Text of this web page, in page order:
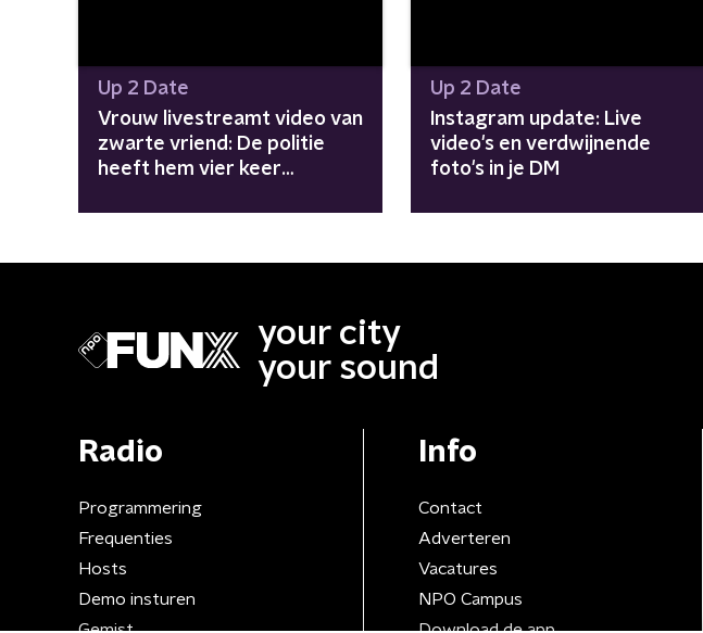
Up 2 Date
Vrouw livestreamt video van
zwarte vriend: De politie
heeft hem vier keer
Up 2 Date
Instagram update: Live
video's en verdwijnende
foto's in je DM
your city
your sound
Radio
Programmering
Frequenties
Hosts
Demo insturen
Gemist
Info
Contact
Adverteren
Vacatures
NPO Campus
Download de app